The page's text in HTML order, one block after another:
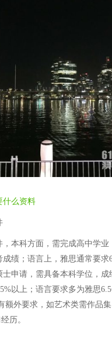
什么资料
本科方面，需完成高中学业
绩；语言上，雅思通常要求
申请，需具备本科学位，成
以上；语言要求多为雅思
额外要求，如艺术类需作品
历。